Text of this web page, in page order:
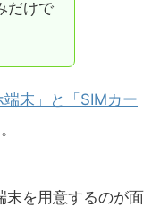
だけで
端末」と「SIMカー
を用意するのが面